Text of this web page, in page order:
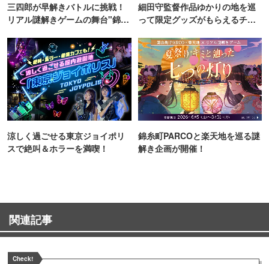
三四郎が早解きバトルに挑戦！
リアル謎解きゲームの舞台"錦糸
細田守監督作品ゆかりの地を巡
って限定グッズがもらえるチャ
涼しく過ごせる東京ジョイポリ
スで絶叫＆ホラーを満喫！
錦糸町PARCOと楽天地を巡る謎
解き企画が開催！
関連記事
Check!